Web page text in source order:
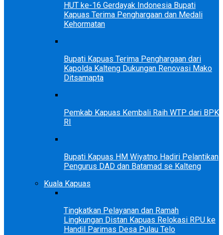
HUT ke-16 Gerdayak Indonesia Bupati
Kapuas Terima Penghargaan dan Medali
Kehormatan
Bupati Kapuas Terima Penghargaan dari
Kapolda Kalteng Dukungan Renovasi Mako
Ditsamapta
Pemkab Kapuas Kembali Raih WTP dari BPK
RI
Bupati Kapuas HM Wiyatno Hadiri Pelantikan
Pengurus DAD dan Batamad se Kalteng
Kuala Kapuas
Tingkatkan Pelayanan dan Ramah
Lingkungan Distan Kapuas Relokasi RPU ke
Handil Parimas Desa Pulau Telo